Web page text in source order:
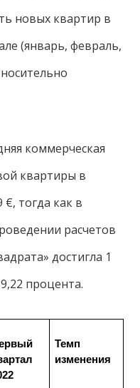
новых квартир в
(январь, февраль,
коммерческая
квартиры в
€, тогда как в
расчетов
достигла 1
процента.
Темп
изменения